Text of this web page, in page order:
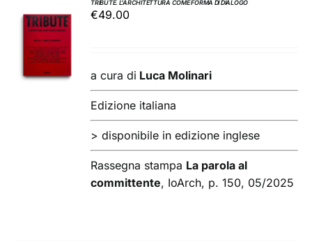
AGGIUNGI
AL
CARRELLO
/
DETTAGLI
TRIBUTE. L’ARCHITETTURA COME FORMA DI DIALOGO
€49.00
a cura di Luca Molinari
Edizione italiana
> disponibile in edizione inglese
Rassegna stampa La parola al
committente, IoArch, p. 150, 05/2025